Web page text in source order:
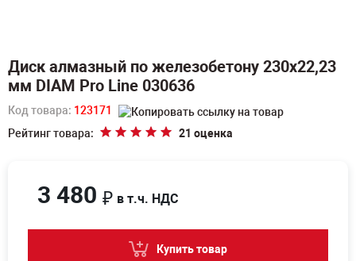
Диск алмазный по железобетону 230х22,23
мм DIAM Pro Line 030636
Код товара: 123171
Рейтинг товара:
21 оценка
3 480 ₽ в т.ч. НДС
Купить товар